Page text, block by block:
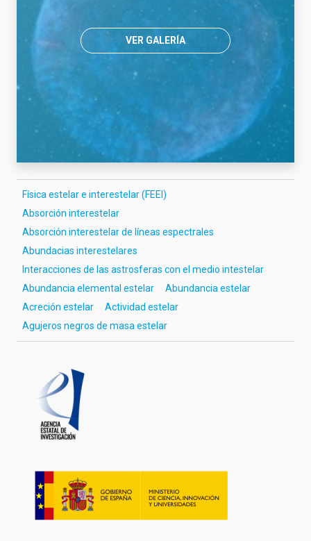
VER GALERÍA
Física estelar e interestelar (FEEI)
Absorción interestelar
Absorción interestelar de líneas espectrales
Abundacias interestelares
Interacciones de las astrosferas con el medio intestelar
Abundancia elemental estelar
Abundancia estelar
Acreción estelar
Actividad estelar
Agujeros negros de masa estelar